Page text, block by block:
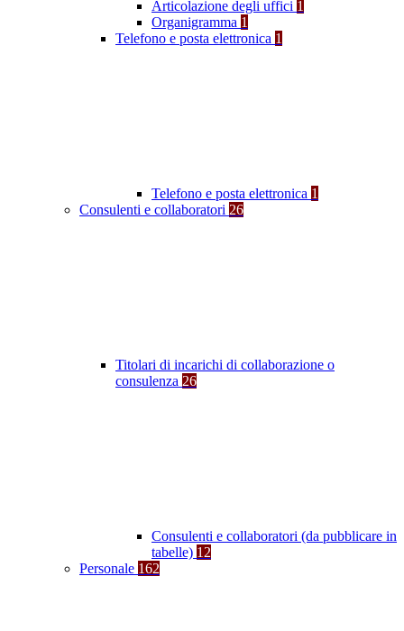
Articolazione degli uffici 1
Organigramma 1
Telefono e posta elettronica 1
Telefono e posta elettronica 1
Consulenti e collaboratori 26
Titolari di incarichi di collaborazione o
consulenza 26
Consulenti e collaboratori (da pubblicare in
tabelle) 12
Personale 162